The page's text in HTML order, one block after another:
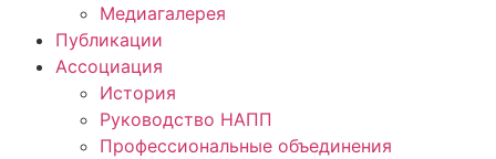
Медиагалерея
Публикации
Ассоциация
История
Руководство НАПП
Профессиональные объединения